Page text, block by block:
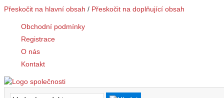
Přeskočit na hlavní obsah / Přeskočit na doplňující obsah
Obchodní podmínky
Registrace
O nás
Kontakt